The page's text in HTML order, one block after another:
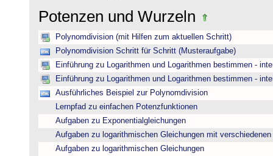
Potenzen und Wurzeln
Polynomdivision (mit Hilfen zum aktuellen Schritt)
Polynomdivision Schritt für Schritt (Musteraufgabe)
Einführung zu Logarithmen und Logarithmen bestimmen -
Einführung zu Logarithmen und Logarithmen bestimmen -
Ausführliches Beispiel zur Polynomdivision
Lernpfad zu einfachen Potenzfunktionen
Aufgaben zu Exponentialgleichungen
Aufgaben zu logarithmischen Gleichungen mit verschiedenen
Aufgaben zu logarithmischen Gleichungen